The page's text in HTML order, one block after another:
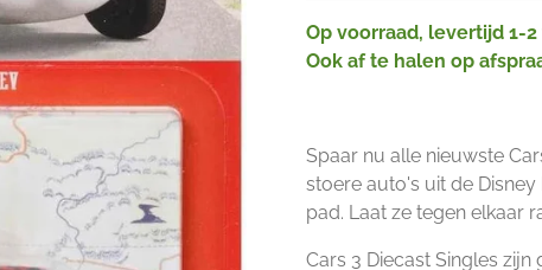
Op voorraad, levertijd 1-
Ook af te halen op
Spaar nu alle nieuwste
stoere auto's uit de
pad. Laat ze tegen elkaar
Cars 3 Diecast Singles